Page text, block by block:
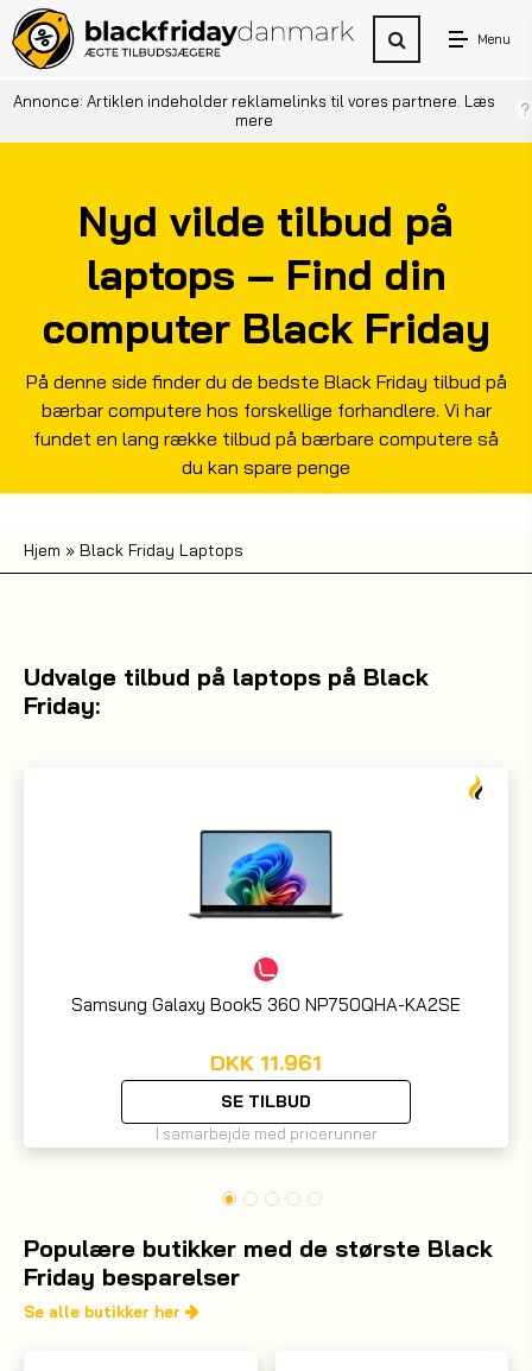
Menu
Annonce: Artiklen indeholder reklamelinks til vores partnere. Læs
mere
Nyd vilde tilbud på
laptops – Find din
computer Black Friday
På denne side finder du de bedste Black Friday tilbud på
bærbar computere hos forskellige forhandlere. Vi har
fundet en lang række tilbud på bærbare computere så
du kan spare penge
Hjem » Black Friday Laptops
Udvalge tilbud på laptops på Black
Friday:
Samsung Galaxy Book5 360 NP750QHA-KA2SE
I samarbejde med pricerunner
DKK 11.961
SE TILBUD
Populære butikker med de største Black
Friday besparelser
Se alle butikker her